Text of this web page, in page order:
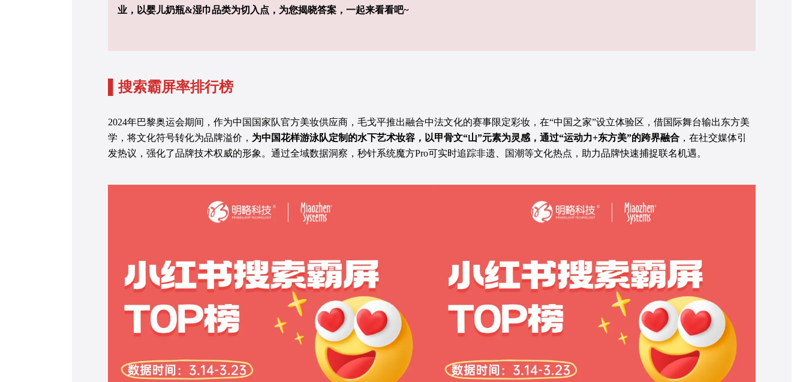
业，以婴儿奶瓶&湿巾品类为切入点，为您揭晓答案，一起来看看吧~
搜索霸屏率排行榜
2024年巴黎奥运会期间，作为中国国家队官方美妆供应商，毛戈平推出融合中法文化的赛事限定彩妆，在“中国之家”设立体验区，借国际舞台输出东方美
学，将文化符号转化为品牌溢价， 为中国花样游泳队定制的水下艺术妆容，以甲骨文“山”元素为灵感，通过“运动力+东方美”的跨界融合 ，在社交媒体引
发热议，强化了品牌技术权威的形象。通过全域数据洞察，秒针系统魔方Pro可实时追踪非遗、国潮等文化热点，助力品牌快速捕捉联名机遇。